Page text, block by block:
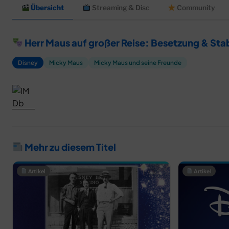
Übersicht Streaming & Disc Community
Herr Maus auf großer Reise: Besetzung &
Disney Micky Maus Micky Maus und seine Freunde
Mehr zu diesem Titel
Artikel Artikel